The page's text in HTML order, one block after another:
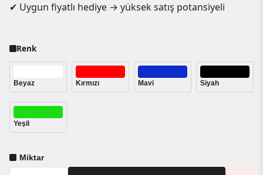
✔ Uygun fiyatlı hediye → yüksek satış potansiyeli
Renk
Beyaz Kırmızı Mavi Siyah
Yeşil